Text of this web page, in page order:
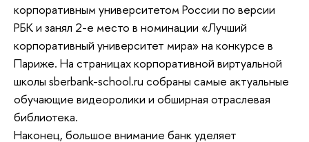
корпоративным университетом России по версии
РБК и занял 2-е место в номинации «Лучший
корпоративный университет мира» на конкурсе в
Париже. На страницах корпоративной виртуальной
школы sberbank-school.ru собраны самые актуальные
обучающие видеоролики и обширная отраслевая
библиотека.
Наконец, большое внимание банк уделяет